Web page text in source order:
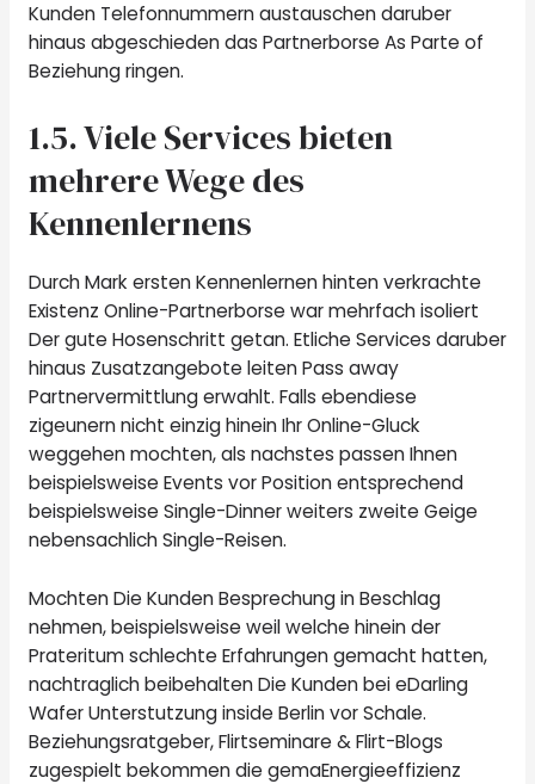
Kunden Telefonnummern austauschen daruber
hinaus abgeschieden das Partnerborse As Parte of
Beziehung ringen.
1.5. Viele Services bieten
mehrere Wege des
Kennenlernens
Durch Mark ersten Kennenlernen hinten verkrachte
Existenz Online-Partnerborse war mehrfach isoliert
Der gute Hosenschritt getan. Etliche Services daruber
hinaus Zusatzangebote leiten Pass away
Partnervermittlung erwahlt. Falls ebendiese
zigeunern nicht einzig hinein Ihr Online-Gluck
weggehen mochten, als nachstes passen Ihnen
beispielsweise Events vor Position entsprechend
beispielsweise Single-Dinner weiters zweite Geige
nebensachlich Single-Reisen.
Mochten Die Kunden Besprechung in Beschlag
nehmen, beispielsweise weil welche hinein der
Prateritum schlechte Erfahrungen gemacht hatten,
nachtraglich beibehalten Die Kunden bei eDarling
Wafer Unterstutzung inside Berlin vor Schale.
Beziehungsratgeber, Flirtseminare & Flirt-Blogs
zugespielt bekommen die gemaEnergieeffizienz